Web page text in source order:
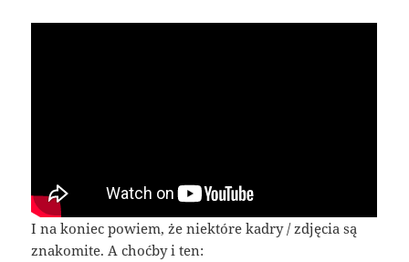
I na koniec powiem, że niektóre kadry / zdjęcia są
znakomite. A choćby i ten: